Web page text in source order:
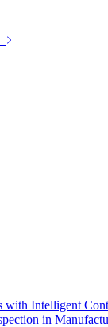
with Intelligent
in